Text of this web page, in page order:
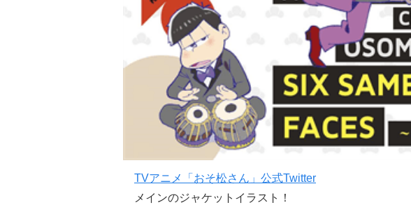
TVアニメ「おそ松さん」公式Twitter
メインのジャケットイラスト！